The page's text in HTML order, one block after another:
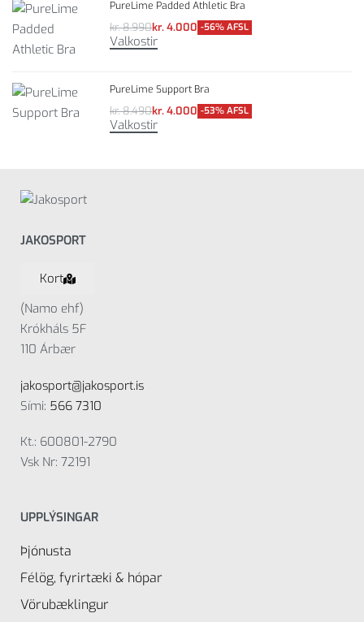
PureLime Padded Athletic Bra
kr.8.990kr.4.000 -56% AFSL
Valkostir
PureLime Support Bra
kr.8.490kr.4.000 -53% AFSL
Valkostir
JAKOSPORT
Kort
(Namo ehf)
Krókháls 5F
110 Árbær
jakosport@jakosport.is
Sími: 566 7310
Kt.: 600801-2790
Vsk Nr: 72191
UPPLÝSINGAR
Þjónusta
Félög, fyrirtæki & hópar
Vörubæklingur